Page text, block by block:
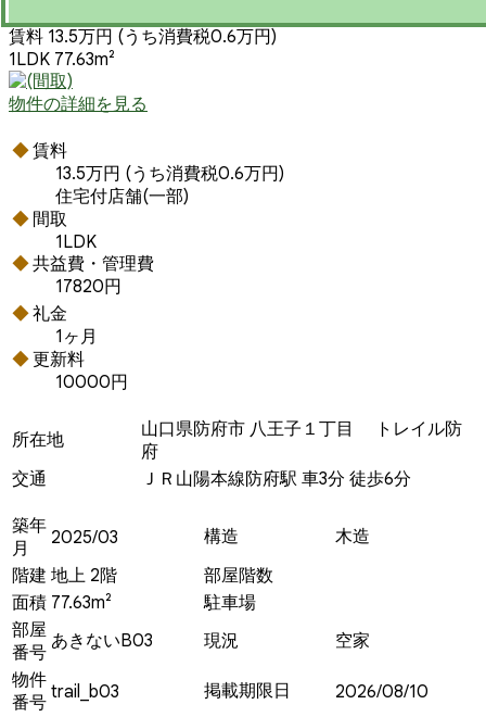
賃料 13.5万円 (うち消費税0.6万円)
1LDK 77.63m²
物件の詳細を見る
賃料
13.5万円 (うち消費税0.6万円)
住宅付店舗(一部)
間取
1LDK
共益費・管理費
17820円
礼金
1ヶ月
更新料
10000円
所在地
山口県防府市 八王子１丁目 トレイル防
府
交通
ＪＲ山陽本線防府駅 車3分 徒歩6分
築年
月
2025/03 構造
木造
階建 地上 2階
部屋階数
面積 77.63m²
駐車場
部屋
番号
あきないB03 現況
空家
物件
番号 trail_b03 掲載期限日 2026/08/10